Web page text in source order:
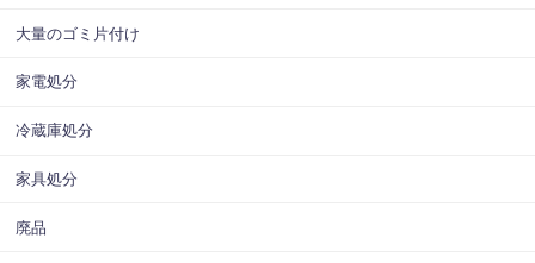
大量のゴミ片付け
家電処分
冷蔵庫処分
家具処分
廃品